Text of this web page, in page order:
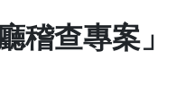
稽查專案」